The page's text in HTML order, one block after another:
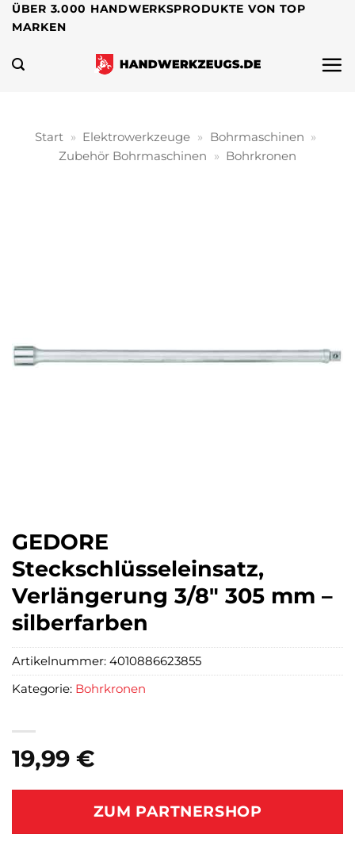
Zum
Inhalt
springen
ÜBER 3.000 HANDWERKSPRODUKTE VON TOP
MARKEN
Start » Elektrowerkzeuge » Bohrmaschinen »
Zubehör Bohrmaschinen » Bohrkronen
GEDORE
Steckschlüsseleinsatz,
Verlängerung 3/8″ 305 mm –
silberfarben
19,99 €
ZUM PARTNERSHOP
Artikelnummer: 4010886623855
Kategorie: Bohrkronen